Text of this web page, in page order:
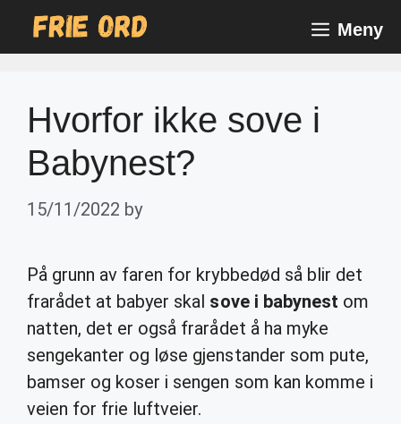
Meny
Hvorfor ikke sove i
Babynest?
15/11/2022 by
På grunn av faren for krybbedød så blir det
frarådet at babyer skal sove i babynest om
natten, det er også frarådet å ha myke
sengekanter og løse gjenstander som pute,
bamser og koser i sengen som kan komme i
veien for frie luftveier.